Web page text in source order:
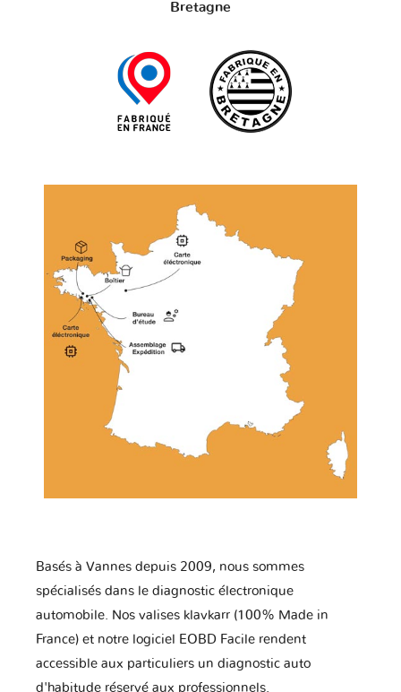
Bretagne
Basés à Vannes depuis 2009, nous sommes
spécialisés dans le diagnostic électronique
automobile. Nos valises klavkarr (100% Made in
France) et notre logiciel EOBD Facile rendent
accessible aux particuliers un diagnostic auto
d'habitude réservé aux professionnels.